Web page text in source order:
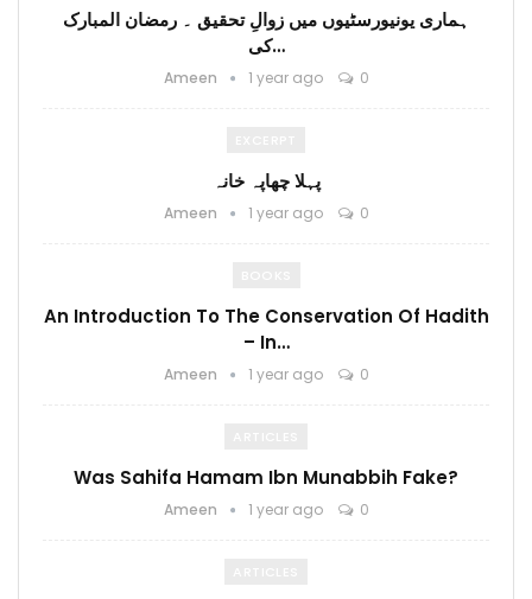
ہماری یونیورسٹیوں میں زوالِ تحقیق ۔ رمضان المبارک
کی…
Ameen 1 year ago 0
پہلا چھاپہ خانہ
Ameen 1 year ago 0
An Introduction To The Conservation Of Hadith
– In…
Ameen 1 year ago 0
Was Sahifa Hamam Ibn Munabbih Fake?
Ameen 1 year ago 0